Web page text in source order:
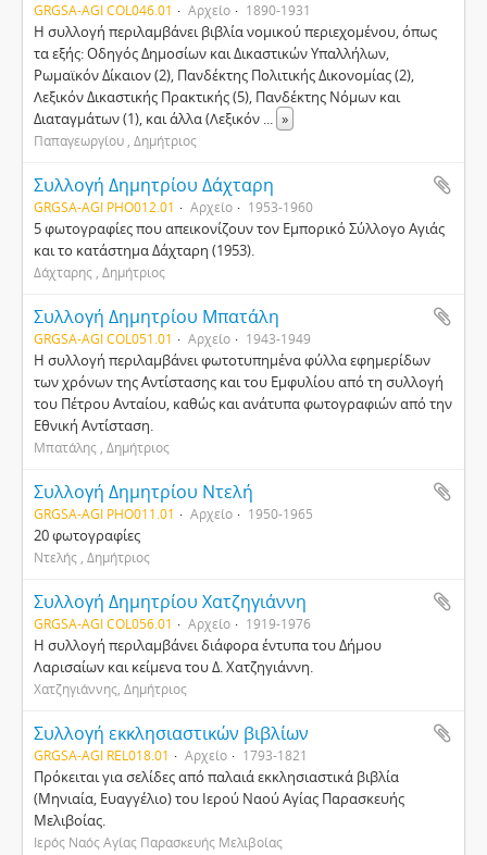
GRGSA-AGI COL046.01 Αρχείο 1890-1931
Η συλλογή περιλαμβάνει βιβλία νομικού περιεχομένου, όπως
τα εξής: Οδηγός Δημοσίων και Δικαστικών Υπαλλήλων,
Ρωμαϊκόν Δίκαιον (2), Πανδέκτης Πολιτικής Δικονομίας (2),
Λεξικόν Δικαστικής Πρακτικής (5), Πανδέκτης Νόμων και
Διαταγμάτων (1), και άλλα (Λεξικόν ... »
Παπαγεωργίου , Δημήτριος
Συλλογή Δημητρίου Δάχταρη
GRGSA-AGI PHO012.01 Αρχείο 1953-1960
5 φωτογραφίες που απεικονίζουν τον Εμπορικό Σύλλογο Αγιάς
και το κατάστημα Δάχταρη (1953).
Δάχταρης , Δημήτριος
Συλλογή Δημητρίου Μπατάλη
GRGSA-AGI COL051.01 Αρχείο 1943-1949
Η συλλογή περιλαμβάνει φωτοτυπημένα φύλλα εφημερίδων
των χρόνων της Αντίστασης και του Εμφυλίου από τη συλλογή
του Πέτρου Ανταίου, καθώς και ανάτυπα φωτογραφιών από την
Εθνική Αντίσταση.
Μπατάλης , Δημήτριος
Συλλογή Δημητρίου Ντελή
GRGSA-AGI PHO011.01 Αρχείο 1950-1965
20 φωτογραφίες
Ντελής , Δημήτριος
Συλλογή Δημητρίου Χατζηγιάννη
GRGSA-AGI COL056.01 Αρχείο 1919-1976
Η συλλογή περιλαμβάνει διάφορα έντυπα του Δήμου
Λαρισαίων και κείμενα του Δ. Χατζηγιάννη.
Χατζηγιάννης, Δημήτριος
Συλλογή εκκλησιαστικών βιβλίων
GRGSA-AGI REL018.01 Αρχείο 1793-1821
Πρόκειται για σελίδες από παλαιά εκκλησιαστικά βιβλία
(Μηνιαία, Ευαγγέλιο) του Ιερού Ναού Αγίας Παρασκευής
Μελιβοίας.
Ιερός Ναός Αγίας Παρασκευής Μελιβοίας